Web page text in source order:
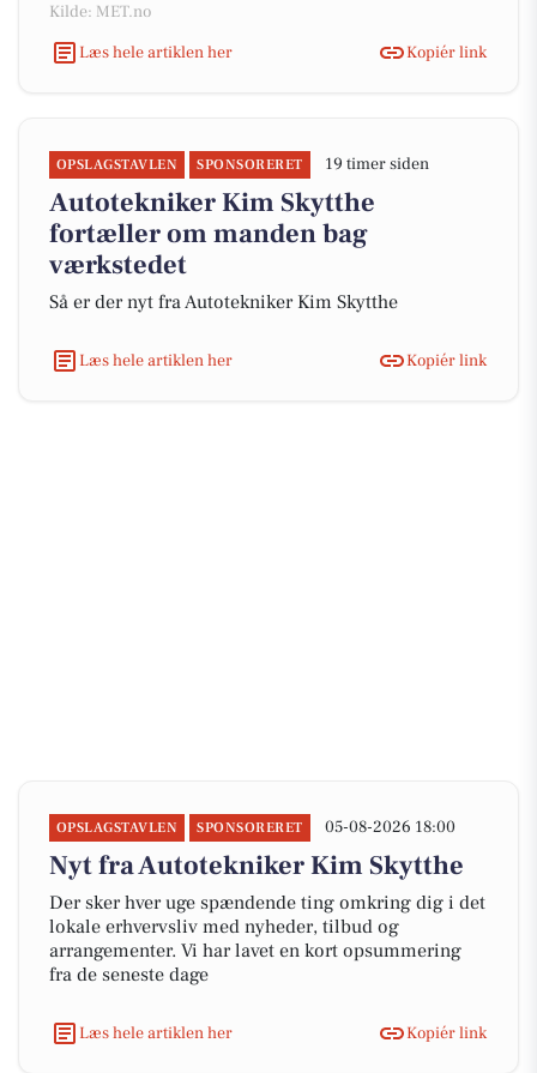
Kilde: MET.no
Læs hele artiklen her
Kopiér link
OPSLAGSTAVLEN SPONSORERET 19 timer siden
Autotekniker Kim Skytthe
fortæller om manden bag
værkstedet
Så er der nyt fra Autotekniker Kim Skytthe
Læs hele artiklen her Kopiér link
OPSLAGSTAVLEN SPONSORERET 05-08-2026 18:00
Nyt fra Autotekniker Kim Skytthe
Der sker hver uge spændende ting omkring dig i det
lokale erhvervsliv med nyheder, tilbud og
arrangementer. Vi har lavet en kort opsummering
fra de seneste dage
Læs hele artiklen her Kopiér link